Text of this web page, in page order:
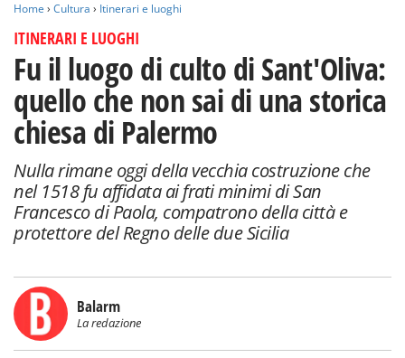
Home › Cultura › Itinerari e luoghi
ITINERARI E LUOGHI
Fu il luogo di culto di Sant'Oliva:
quello che non sai di una storica
chiesa di Palermo
Nulla rimane oggi della vecchia costruzione che
nel 1518 fu affidata ai frati minimi di San
Francesco di Paola, compatrono della città e
protettore del Regno delle due Sicilia
Balarm
La redazione